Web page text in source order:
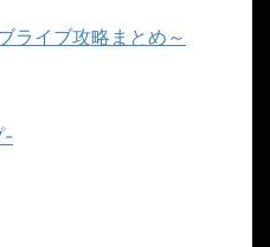
ライブ攻略まとめ～
-